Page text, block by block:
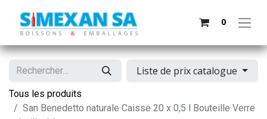
0
Liste de prix catalogue
Tous les produits
San Benedetto naturale Caisse 20 x 0,5 l Bouteille Verre